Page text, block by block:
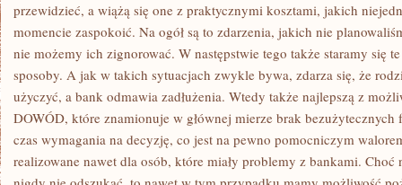
przewidzieć, a wiążą się one z praktycznymi kosztami, jakich
momencie zaspokoić. Na ogół są to zdarzenia, jakich nie
nie możemy ich zignorować. W następstwie tego także staramy się
sposoby. A jak w takich sytuacjach zwykle bywa, zdarza się, że
użyczyć, a bank odmawia zadłużenia. Wtedy także najlepszą z
DOWÓD, które znamionuje w głównej mierze brak
czas wymagania na decyzję, co jest na pewno pomocniczym
realizowane nawet dla osób, które miały problemy z bankami.